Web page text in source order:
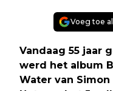
Voeg toe
Vandaag 55 jaar
werd het album
Water van